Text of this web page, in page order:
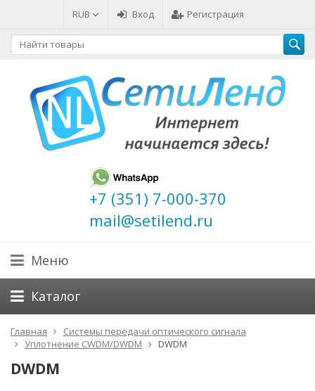
RUB Вход Регистрация
+7 (351) 7-000-370
mail@setilend.ru
Меню
Каталог
Главная
Системы передачи оптического сигнала
Уплотнение CWDM/DWDM
DWDM
DWDM